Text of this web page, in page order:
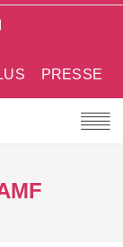
PRESSE